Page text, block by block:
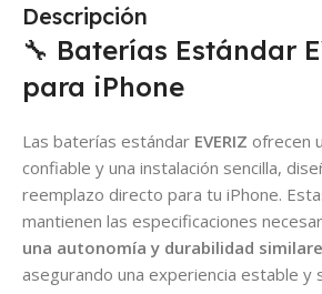
Descripción
🔧 Baterías Estándar
para iPhone
Las baterías estándar EVERIZ ofrecen
confiable y una instalación sencilla,
reemplazo directo para tu iPhone.
mantienen las especificaciones
una autonomía y durabilidad
asegurando una experiencia estable y